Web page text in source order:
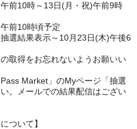
前10時～13日(月・祝)午前9時
前10時頃予定
選結果表示～ 10月23日(木)午後6
取得をお忘れないようお願いい
Pass Market 」のMyページ「抽選
。メールでの結果配信はござい
ついて】